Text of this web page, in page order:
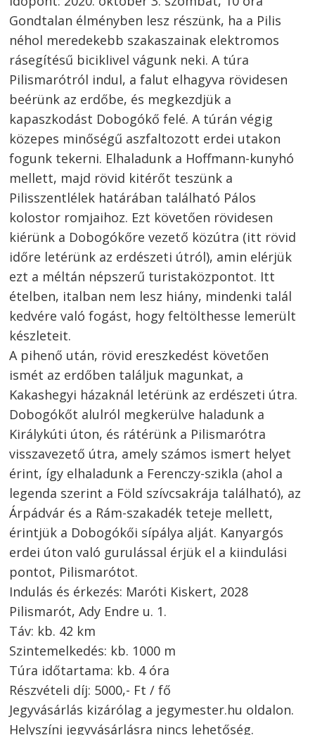
Gondtalan élményben lesz részünk, ha a Pilis
néhol meredekebb szakaszainak elektromos
rásegítésű biciklivel vágunk neki. A túra
Pilismarótról indul, a falut elhagyva rövidesen
beérünk az erdőbe, és megkezdjük a
kapaszkodást Dobogókő felé. A túrán végig
közepes minőségű aszfaltozott erdei utakon
fogunk tekerni. Elhaladunk a Hoffmann-kunyhó
mellett, majd rövid kitérőt teszünk a
Pilisszentlélek határában található Pálos
kolostor romjaihoz. Ezt követően rövidesen
kiérünk a Dobogókőre vezető közútra (itt rövid
időre letérünk az erdészeti útról), amin elérjük
ezt a méltán népszerű turistaközpontot. Itt
ételben, italban nem lesz hiány, mindenki talál
kedvére való fogást, hogy feltölthesse lemerült
készleteit.
A pihenő után, rövid ereszkedést követően
ismét az erdőben találjuk magunkat, a
Kakashegyi házaknál letérünk az erdészeti útra.
Dobogókőt alulról megkerülve haladunk a
Királykúti úton, és rátérünk a Pilismarótra
visszavezető útra, amely számos ismert helyet
érint, így elhaladunk a Ferenczy-szikla (ahol a
legenda szerint a Föld szívcsakrája található), az
Árpádvár és a Rám-szakadék teteje mellett,
érintjük a Dobogókői sípálya alját. Kanyargós
erdei úton való gurulással érjük el a kiindulási
pontot, Pilismarótot.
Indulás és érkezés: Maróti Kiskert, 2028
Pilismarót, Ady Endre u. 1.
Táv: kb. 42 km
Szintemelkedés: kb. 1000 m
Túra időtartama: kb. 4 óra
Részvételi díj: 5000,- Ft / fő
Jegyvásárlás kizárólag a jegymester.hu oldalon.
Helyszíni jegyvásárlásra nincs lehetőség.